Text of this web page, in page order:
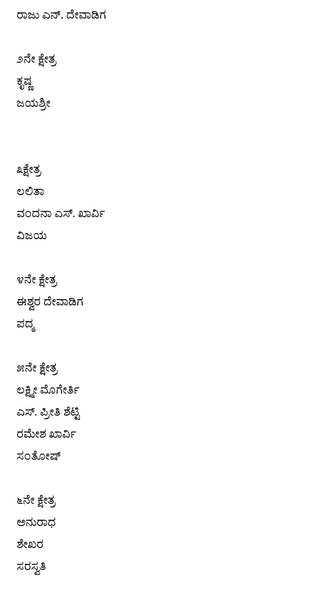
ರಾಜು ಎನ್. ದೇವಾಡಿಗ
೨ನೇ ಕ್ಷೇತ್ರ
ಕೃಷ್ಣ
ಜಯಶ್ರೀ
೩ಕ್ಷೇತ್ರ
ಲಲಿತಾ
ವಂದನಾ ಎಸ್. ಖಾರ್ವಿ
ವಿಜಯ
೪ನೇ ಕ್ಷೇತ್ರ
ಈಶ್ವರ ದೇವಾಡಿಗ
ಪದ್ಮ
೫ನೇ ಕ್ಷೇತ್ರ
ಲಕ್ಷ್ಮೀ ಮೊಗೇರ್ತಿ
ಎಸ್. ಪ್ರೀತಿ ಶೆಟ್ಟಿ
ರಮೇಶ ಖಾರ್ವಿ
ಸಂತೋಷ್
೬ನೇ ಕ್ಷೇತ್ರ
ಅನುರಾಧ
ಶೇಖರ
ಸರಸ್ವತಿ